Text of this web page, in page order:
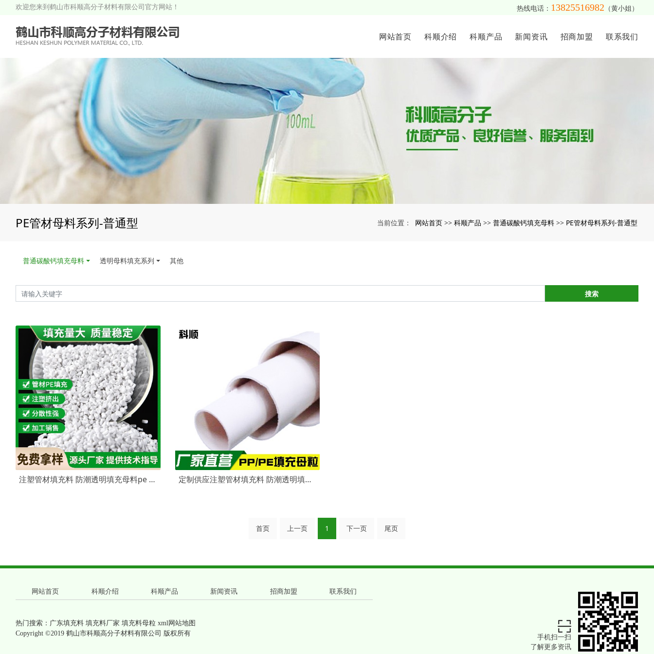
欢迎您来到鹤山市科顺高分子材料有限公司官方网站！ 热线电话： 13825516982 （黄小姐）
网站首页 科顺介绍 科顺产品 新闻资讯 招商加盟 联系我们
PE管材母料系列-普通型 当前位置： 网站首页 >> 科顺产品 >> 普通碳酸钙填充母料 >> PE管材母料系列-普通型
普通碳酸钙填充母料 透明母料填充系列 其他
搜索
注塑管材填充料 防潮透明填充母料pe pp吸潮注浆管填充母粒白色 定制供应注塑管材填充料 防潮透明填充母料pe pp吸潮填充母粒白色
首页 上一页 1 下一页 尾页
网站首页 科顺介绍 科顺产品 新闻资讯 招商加盟 联系我们
热门搜索： 广东填充料 填充料厂家 填充料母粒 xml网站地图
Copyright ©2019 鹤山市科顺高分子材料有限公司 版权所有
手机扫一扫
了解更多资讯